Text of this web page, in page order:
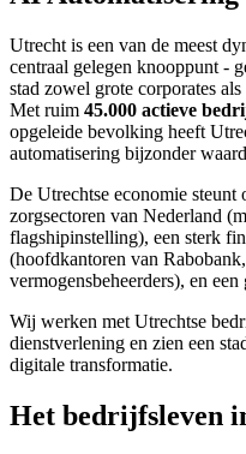
Utrecht is een van de meest
centraal gelegen knooppunt -
stad zowel grote corporates
Met ruim 45.000 actieve
opgeleide bevolking heeft
automatisering bijzonder
De Utrechtse economie steunt
zorgsectoren van Nederland
flagshipinstelling), een sterk
(hoofdkantoren van
vermogensbeheerders), en
Wij werken met Utrechtse
dienstverlening en zien een
digitale transformatie.
Het bedrijfsleven